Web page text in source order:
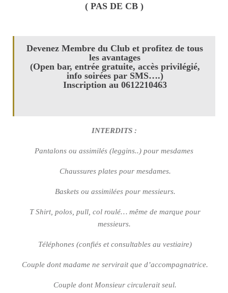
( PAS DE CB )
Devenez Membre du Club et profitez de tous
les avantages
(Open bar, entrée gratuite, accès privilégié,
info soirées par SMS….)
Inscription au 0612210463
INTERDITS :
Pantalons ou assimilés (leggins..) pour mesdames
Chaussures plates pour mesdames.
Baskets ou assimilées pour messieurs.
T Shirt, polos, pull, col roulé… même de marque pour
messieurs.
Téléphones (confiés et consultables au vestiaire)
Couple dont madame ne servirait que d’accompagnatrice.
Couple dont Monsieur circulerait seul.